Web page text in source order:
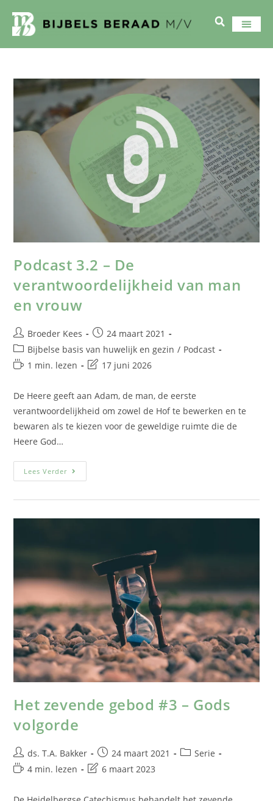
Podcast 3.2 – De
verantwoordelijkheid van man
en vrouw
Broeder Kees
24 maart 2021
Bijbelse basis van huwelijk en gezin / Podcast
1 min. lezen
17 juni 2026
De Heere geeft aan Adam, de man, de eerste
verantwoordelijkheid om zowel de Hof te bewerken en te
bewaren als te kiezen voor de geweldige ruimte die de
Heere God…
Lees Verder
Het zevende gebod #3 – Gods
volgorde
ds. T.A. Bakker 24 maart 2021
Serie
4 min. lezen
6 maart 2023